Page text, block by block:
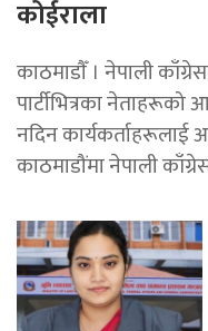
कोईराला
काठमाडाैँ । नेपाली
पार्टीभित्रका
नदिन कार्यकर्ताहरूलाई
काठमाडौंमा नेपाली